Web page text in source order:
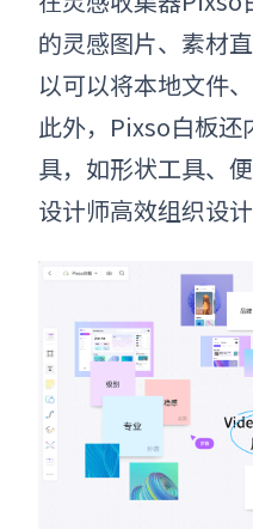
的灵感图片、素材
以可以将本地文件
此外，Pixso白板还
具，如形状工具、
设计师高效组织设计